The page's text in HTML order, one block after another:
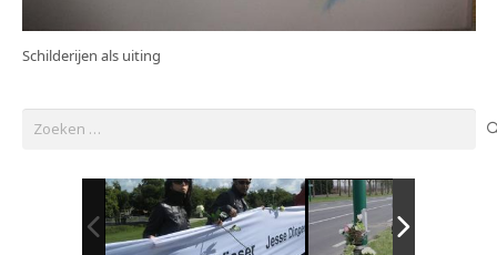
Schilderijen als uiting
Zoeken